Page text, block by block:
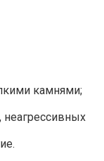
камнями;
неагрессивных